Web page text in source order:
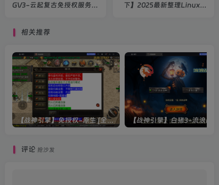
GV3-云起复古免授权服务端
下】2025最新整理Linux服
相关推荐
【战神引擎】免授权-原生 [全屏自动拾取] 插件 + 配置教程（更新修复版，具体自测）
评论 抢沙发